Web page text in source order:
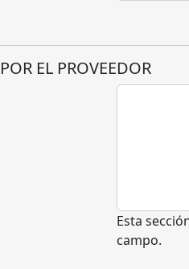
EL PROVEEDOR
Esta
campo.